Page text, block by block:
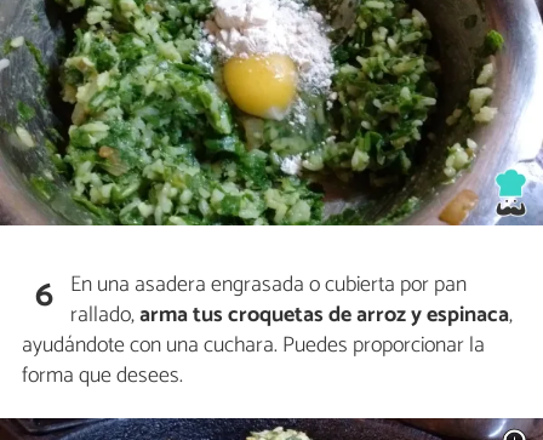
6 En una asadera engrasada o cubierta por pan
rallado,arma tus croquetas de arroz y espinaca,
ayudándote con una cuchara. Puedes proporcionar la
forma que desees.